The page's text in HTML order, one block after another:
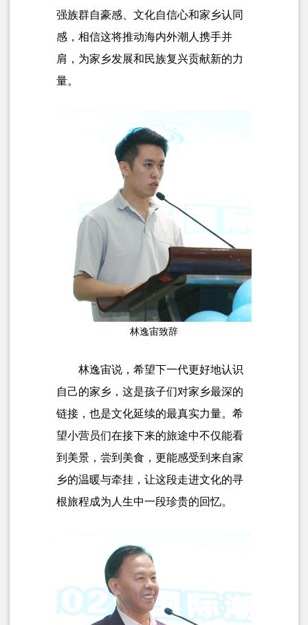
强族群自豪感、文化自信心和家乡认同
感，相信这将推动海内外潮人携手并
肩，为家乡发展和民族复兴贡献新的力
量。
林逸宙致辞
林逸宙说，希望下一代更好地认识
自己的家乡，这是孩子们对家乡最深的
链接，也是文化延续的最真实力量。希
望小营员们在接下来的旅途中不仅能看
到美景，尝到美食，更能感受到来自家
乡的温暖与牵挂，让这段走进文化的寻
根旅程成为人生中一段珍贵的回忆。